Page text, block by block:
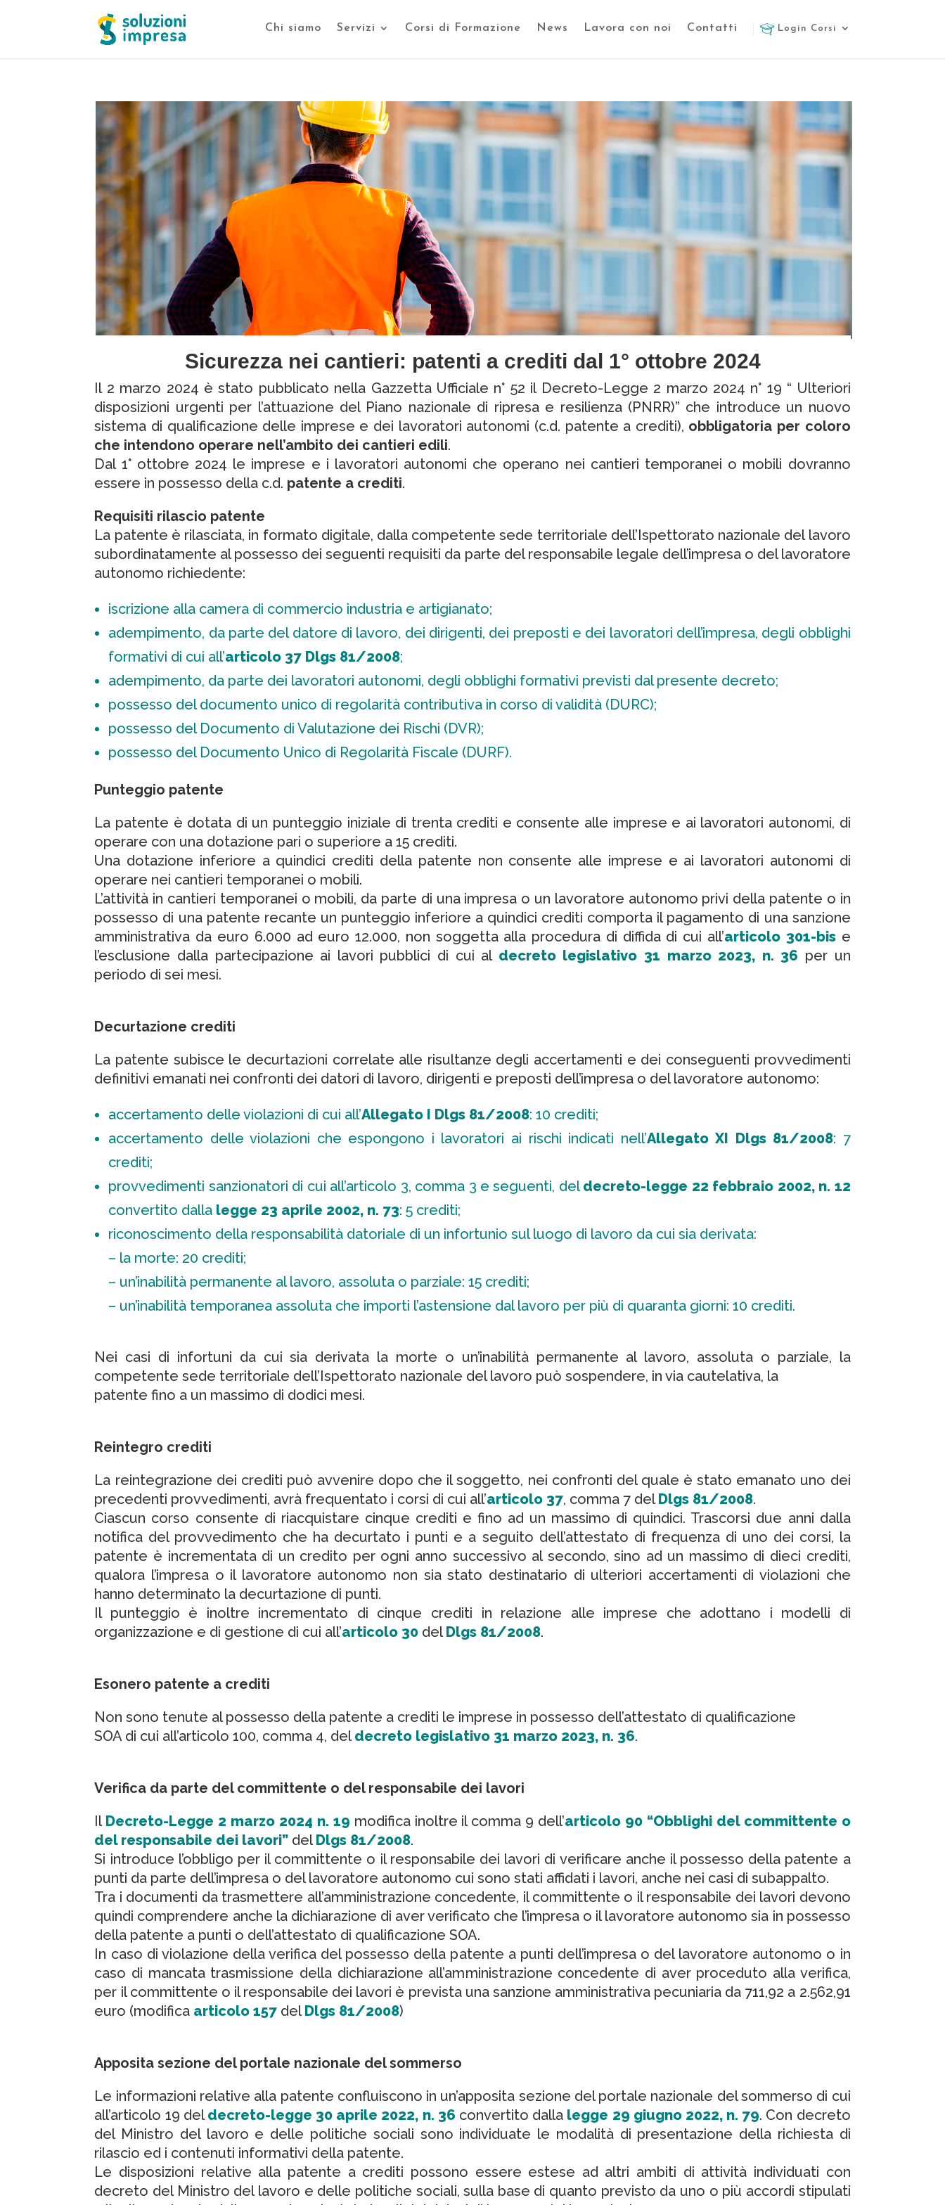
Chi siamo Servizi Corsi di Formazione News Lavora con noi Contatti Login Corsi
Sicurezza nei cantieri: patenti a crediti dal 1° ottobre 2024
Il 2 marzo 2024 è stato pubblicato nella Gazzetta Ufficiale n° 52 il Decreto-Legge 2 marzo 2024 n° 19 “ Ulteriori
disposizioni urgenti per l’attuazione del Piano nazionale di ripresa e resilienza (PNRR)” che introduce un nuovo
sistema di qualificazione delle imprese e dei lavoratori autonomi (c.d. patente a crediti), obbligatoria per coloro
che intendono operare nell’ambito dei cantieri edili.
Dal 1° ottobre 2024 le imprese e i lavoratori autonomi che operano nei cantieri temporanei o mobili dovranno
essere in possesso della c.d. patente a crediti.
Requisiti rilascio patente
La patente è rilasciata, in formato digitale, dalla competente sede territoriale dell’Ispettorato nazionale del lavoro
subordinatamente al possesso dei seguenti requisiti da parte del responsabile legale dell’impresa o del lavoratore
autonomo richiedente:
iscrizione alla camera di commercio industria e artigianato;
adempimento, da parte del datore di lavoro, dei dirigenti, dei preposti e dei lavoratori dell’impresa, degli obblighi
formativi di cui all’articolo 37 Dlgs 81/2008;
adempimento, da parte dei lavoratori autonomi, degli obblighi formativi previsti dal presente decreto;
possesso del documento unico di regolarità contributiva in corso di validità (DURC);
possesso del Documento di Valutazione dei Rischi (DVR);
possesso del Documento Unico di Regolarità Fiscale (DURF).
Punteggio patente
La patente è dotata di un punteggio iniziale di trenta crediti e consente alle imprese e ai lavoratori autonomi, di
operare con una dotazione pari o superiore a 15 crediti.
Una dotazione inferiore a quindici crediti della patente non consente alle imprese e ai lavoratori autonomi di
operare nei cantieri temporanei o mobili.
L’attività in cantieri temporanei o mobili, da parte di una impresa o un lavoratore autonomo privi della patente o in
possesso di una patente recante un punteggio inferiore a quindici crediti comporta il pagamento di una sanzione
amministrativa da euro 6.000 ad euro 12.000, non soggetta alla procedura di diffida di cui all’articolo 301-bise
l’esclusione dalla partecipazione ai lavori pubblici di cui al decreto legislativo 31 marzo 2023, n. 36 per un
periodo di sei mesi.
Decurtazione crediti
La patente subisce le decurtazioni correlate alle risultanze degli accertamenti e dei conseguenti provvedimenti
definitivi emanati nei confronti dei datori di lavoro, dirigenti e preposti dell’impresa o del lavoratore autonomo:
accertamento delle violazioni di cui all’Allegato I Dlgs 81/2008: 10 crediti;
accertamento delle violazioni che espongono i lavoratori ai rischi indicati nell’Allegato XI Dlgs 81/2008: 7
crediti;
provvedimenti sanzionatori di cui all’articolo 3, comma 3 e seguenti, deldecreto-legge 22 febbraio 2002, n. 12
convertito dalla legge 23 aprile 2002, n. 73: 5 crediti;
riconoscimento della responsabilità datoriale di un infortunio sul luogo di lavoro da cui sia derivata:
– la morte: 20 crediti;
– un’inabilità permanente al lavoro, assoluta o parziale: 15 crediti;
– un’inabilità temporanea assoluta che importi l’astensione dal lavoro per più di quaranta giorni: 10 crediti.
Nei casi di infortuni da cui sia derivata la morte o un’inabilità permanente al lavoro, assoluta o parziale, la
competente sede territoriale dell’Ispettorato nazionale del lavoro può sospendere, in via cautelativa, la
patente fino a un massimo di dodici mesi.
Reintegro crediti
La reintegrazione dei crediti può avvenire dopo che il soggetto, nei confronti del quale è stato emanato uno dei
precedenti provvedimenti, avrà frequentato i corsi di cui all’articolo 37, comma 7 delDlgs 81/2008.
Ciascun corso consente di riacquistare cinque crediti e fino ad un massimo di quindici. Trascorsi due anni dalla
notifica del provvedimento che ha decurtato i punti e a seguito dell’attestato di frequenza di uno dei corsi, la
patente è incrementata di un credito per ogni anno successivo al secondo, sino ad un massimo di dieci crediti,
qualora l’impresa o il lavoratore autonomo non sia stato destinatario di ulteriori accertamenti di violazioni che
hanno determinato la decurtazione di punti.
Il punteggio è inoltre incrementato di cinque crediti in relazione alle imprese che adottano i modelli di
organizzazione e di gestione di cui all’articolo 30 delDlgs 81/2008.
Esonero patente a crediti
Non sono tenute al possesso della patente a crediti le imprese in possesso dell’attestato di qualificazione
SOA di cui all’articolo 100, comma 4, deldecreto legislativo 31 marzo 2023, n. 36.
Verifica da parte del committente o del responsabile dei lavori
Il Decreto-Legge 2 marzo 2024 n. 19 modifica inoltre il comma 9 dell’articolo 90 “Obblighi del committente o
del responsabile dei lavori” delDlgs 81/2008.
Si introduce l’obbligo per il committente o il responsabile dei lavori di verificare anche il possesso della patente a
punti da parte dell’impresa o del lavoratore autonomo cui sono stati affidati i lavori, anche nei casi di subappalto.
Tra i documenti da trasmettere all’amministrazione concedente, il committente o il responsabile dei lavori devono
quindi comprendere anche la dichiarazione di aver verificato che l’impresa o il lavoratore autonomo sia in possesso
della patente a punti o dell’attestato di qualificazione SOA.
In caso di violazione della verifica del possesso della patente a punti dell’impresa o del lavoratore autonomo o in
caso di mancata trasmissione della dichiarazione all’amministrazione concedente di aver proceduto alla verifica,
per il committente o il responsabile dei lavori è prevista una sanzione amministrativa pecuniaria da 711,92 a 2.562,91
euro (modifica articolo 157 delDlgs 81/2008)
Apposita sezione del portale nazionale del sommerso
Le informazioni relative alla patente confluiscono in un’apposita sezione del portale nazionale del sommerso di cui
all’articolo 19 deldecreto-legge 30 aprile 2022, n. 36 convertito dalla legge 29 giugno 2022, n. 79. Con decreto
del Ministro del lavoro e delle politiche sociali sono individuate le modalità di presentazione della richiesta di
rilascio ed i contenuti informativi della patente.
Le disposizioni relative alla patente a crediti possono essere estese ad altri ambiti di attività individuati con
decreto del Ministro del lavoro e delle politiche sociali, sulla base di quanto previsto da uno o più accordi stipulati